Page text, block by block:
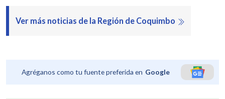
Ver más noticias de la Región de Coquimbo
Agréganos como tu fuente preferida en Google